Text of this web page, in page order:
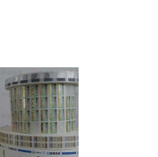
专属的二维码，这
采集到生产以及到